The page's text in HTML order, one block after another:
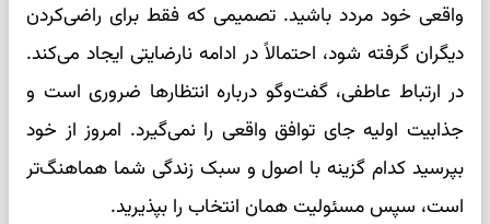
واقعی خود مردد باشید. تصمیمی که فقط برای راضی‌کردن
دیگران گرفته شود، احتمالاً در ادامه نارضایتی ایجاد می‌کند.
در ارتباط عاطفی، گفت‌وگو درباره انتظارها ضروری است و
جذابیت اولیه جای توافق واقعی را نمی‌گیرد. امروز از خود
بپرسید کدام گزینه با اصول و سبک زندگی شما هماهنگ‌تر
است، سپس مسئولیت همان انتخاب را بپذیرید.